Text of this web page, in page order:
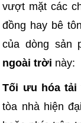
vượt mặt các
đồng hay bê
của dòng sản
ngoài trời này:
Tối ưu hóa tải
tòa nhà hiện